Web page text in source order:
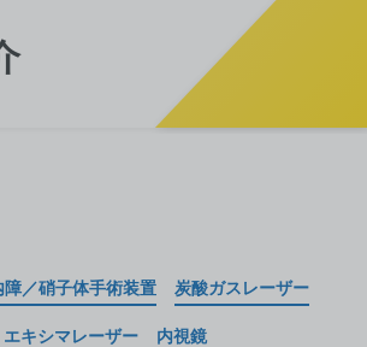
障／硝子体手術装置 炭酸ガスレーザー
キシマレーザー 内視鏡